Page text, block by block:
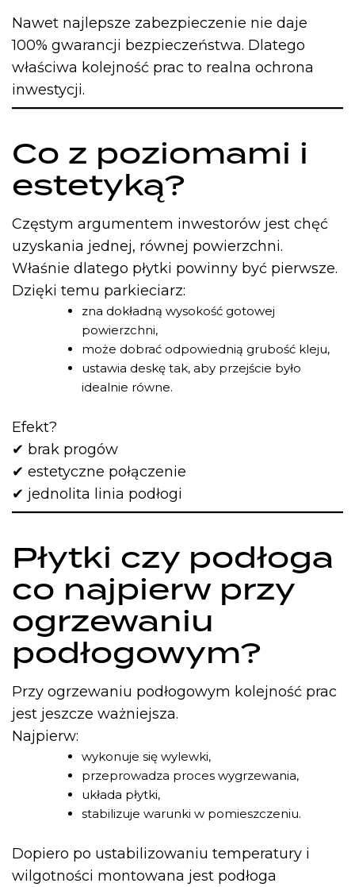
Nawet najlepsze zabezpieczenie nie daje
100% gwarancji bezpieczeństwa. Dlatego
właściwa kolejność prac to realna ochrona
inwestycji.
Co z poziomami i
estetyką?
Częstym argumentem inwestorów jest chęć
uzyskania jednej, równej powierzchni.
Właśnie dlatego płytki powinny być pierwsze.
Dzięki temu parkieciarz:
zna dokładną wysokość gotowej
powierzchni,
może dobrać odpowiednią grubość kleju,
ustawia deskę tak, aby przejście było
idealnie równe.
Efekt?
✔ brak progów
✔ estetyczne połączenie
✔ jednolita linia podłogi
Płytki czy podłoga
co najpierw przy
ogrzewaniu
podłogowym?
Przy ogrzewaniu podłogowym kolejność prac
jest jeszcze ważniejsza.
Najpierw:
wykonuje się wylewki,
przeprowadza proces wygrzewania,
układa płytki,
stabilizuje warunki w pomieszczeniu.
Dopiero po ustabilizowaniu temperatury i
wilgotności montowana jest podłoga